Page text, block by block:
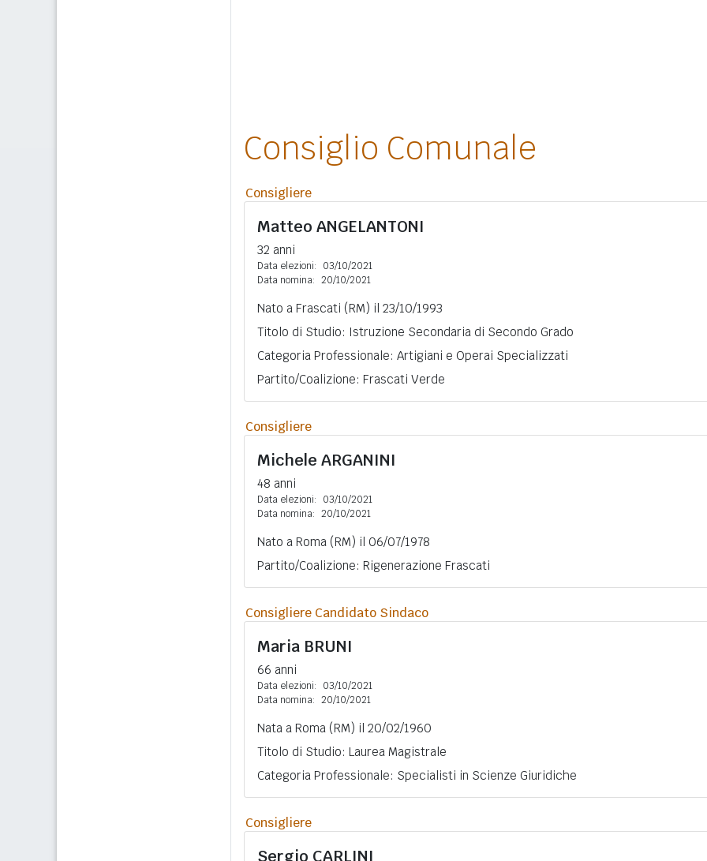
Consiglio Comunale
Consigliere
Matteo ANGELANTONI
32 anni
Data elezioni:
03/10/2021
Data nomina: 20/10/2021
Nato a Frascati (RM) il 23/10/1993
Titolo di Studio: Istruzione Secondaria di Secondo Grado
Categoria Professionale: Artigiani e Operai Specializzati
Partito/Coalizione: Frascati Verde
Consigliere
Michele ARGANINI
48 anni
Data elezioni:
03/10/2021
Data nomina: 20/10/2021
Nato a Roma (RM) il 06/07/1978
Partito/Coalizione: Rigenerazione Frascati
Consigliere Candidato Sindaco
Maria BRUNI
66 anni
Data elezioni:
03/10/2021
Data nomina: 20/10/2021
Nata a Roma (RM) il 20/02/1960
Titolo di Studio: Laurea Magistrale
Categoria Professionale: Specialisti in Scienze Giuridiche
Consigliere
Sergio CARLINI